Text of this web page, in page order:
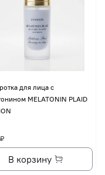
для лица с
MELATONIN PLAID
В корзину